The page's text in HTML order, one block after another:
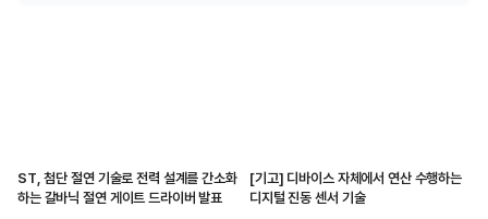
ST, 첨단 절연 기술로 전력 설계를 간소화
하는 갈바닉 절연 게이트 드라이버 발표
[기고] 디바이스 자체에서 연산 수행하는
디지털 진동 센서 기술